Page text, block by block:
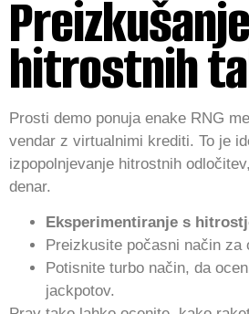
hitrostnih
Prosti demo ponuja enake RNG
vendar z virtualnimi krediti. To je
izpopolnjevanje hitrostnih
denar.
Eksperimentiranje s
Preizkusite počasni način za
Potisnite turbo način, da
jackpotov.